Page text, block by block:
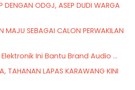
DENGAN ODGJ, ASEP DUDI WARGA
MAJU SEBAGAI CALON PERWAKILAN
Ini Bantu Brand Audio ...
TAHANAN LAPAS KARAWANG KINI